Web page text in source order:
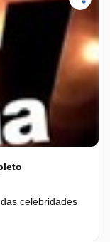
celebridades